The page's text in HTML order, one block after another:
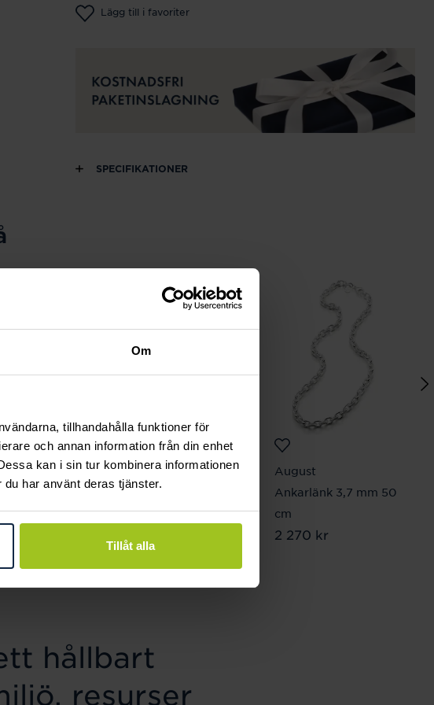
Om
tillhandahålla funktioner för
och annan information från din enhet
kan i sin tur kombinera informationen
har använt deras tjänster.
Tillåt alla
Lägg till i favoriter
SPECIFIKATIONER
Hoops
Connoisseurs
Precious Jewellery
Cleaner Gold
August
Ankarlänk 3,7 mm 50
cm
Pris:2 270 kr
2 270 kr
hållbart
resurser